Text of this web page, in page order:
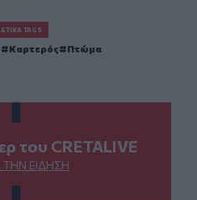
TAGS
Καρτερός Πτώμα
του CRETALIVE
ΤΗΝ ΕΊΔΗΣΗ